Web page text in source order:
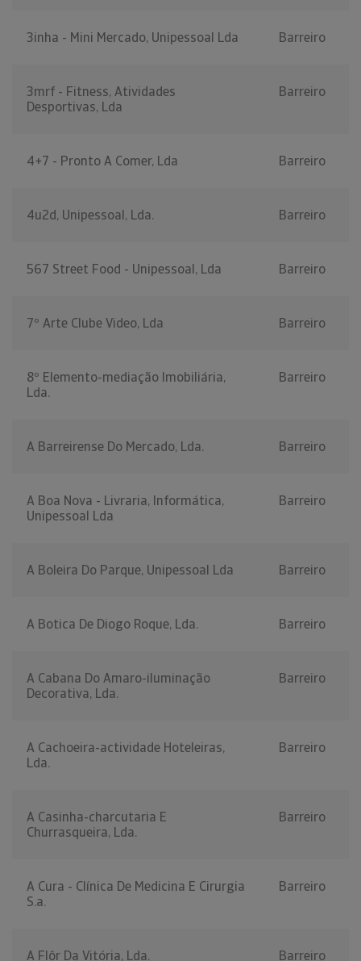
3inha - Mini Mercado, Unipessoal Lda Barreiro
3mrf - Fitness, Atividades
Desportivas, Lda
Barreiro
4+7 - Pronto A Comer, Lda Barreiro
4u2d, Unipessoal, Lda. Barreiro
567 Street Food - Unipessoal, Lda Barreiro
7º Arte Clube Video, Lda Barreiro
8º Elemento-mediação Imobiliária,
Lda.
Barreiro
A Barreirense Do Mercado, Lda. Barreiro
A Boa Nova - Livraria, Informática,
Unipessoal Lda
Barreiro
A Boleira Do Parque, Unipessoal Lda Barreiro
A Botica De Diogo Roque, Lda. Barreiro
A Cabana Do Amaro-iluminação
Decorativa, Lda.
Barreiro
A Cachoeira-actividade Hoteleiras,
Lda.
Barreiro
A Casinha-charcutaria E
Churrasqueira, Lda.
Barreiro
A Cura - Clínica De Medicina E Cirurgia
S.a.
Barreiro
A Flôr Da Vitória, Lda. Barreiro